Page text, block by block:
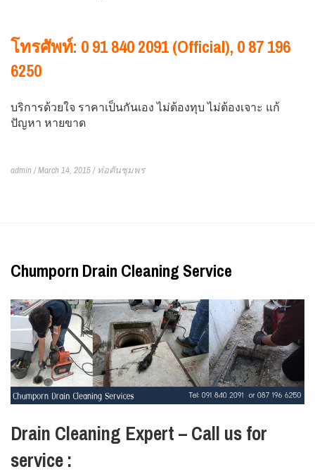
โทรศัพท์: 0 91 840 2091 (Official), 0 87 196
6250
บริการด้วยใจ ราคาเป็นกันเอง ไม่ต้องทุบ ไม่ต้องเจาะ แก้
ปัญหา หายขาด
admin / March 14, 2015 / ท่อตันชุมพร
Chumporn Drain Cleaning Service
Drain Cleaning Expert – Call us for
service :